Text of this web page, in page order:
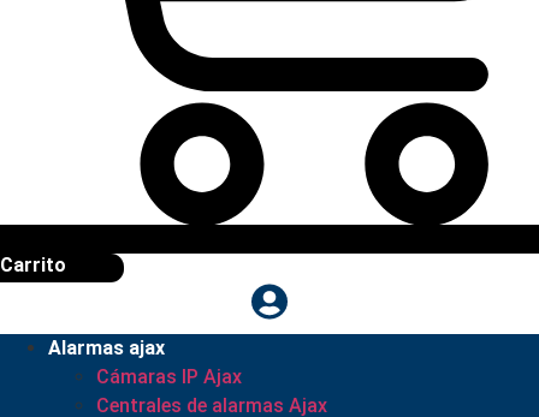
Carrito
Alarmas ajax
Cámaras IP Ajax
Centrales de alarmas Ajax